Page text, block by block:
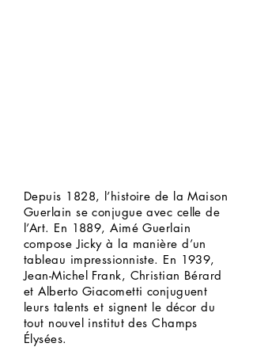
Depuis 1828, l’histoire de la Maison
Guerlain se conjugue avec celle de
l’Art. En 1889, Aimé Guerlain
compose Jicky à la manière d’un
tableau impressionniste. En 1939,
Jean-Michel Frank, Christian Bérard
et Alberto Giacometti conjuguent
leurs talents et signent le décor du
tout nouvel institut des Champs
Élysées.